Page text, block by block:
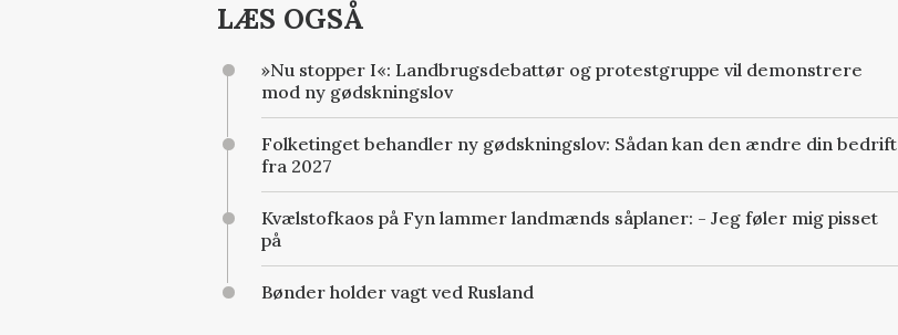
LÆS OGSÅ
»Nu stopper I«: Landbrugsdebattør og protestgruppe vil demonstrere
mod ny gødskningslov
Folketinget behandler ny gødskningslov: Sådan kan den ændre din bedrift
fra 2027
Kvælstofkaos på Fyn lammer landmænds såplaner: - Jeg føler mig pisset
på
Bønder holder vagt ved Rusland